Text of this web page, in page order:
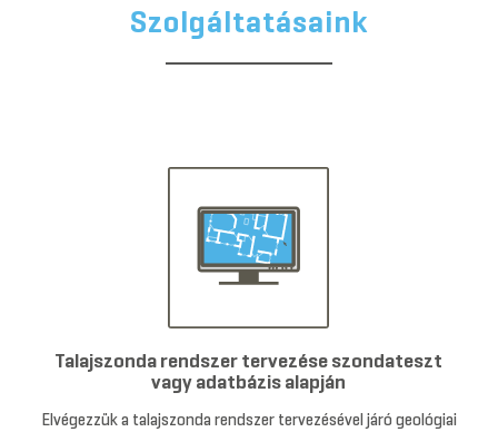
Szolgáltatásaink
Talajszonda rendszer tervezése szondateszt
vagy adatbázis alapján
Elvégezzük a talajszonda rendszer tervezésével járó geológiai